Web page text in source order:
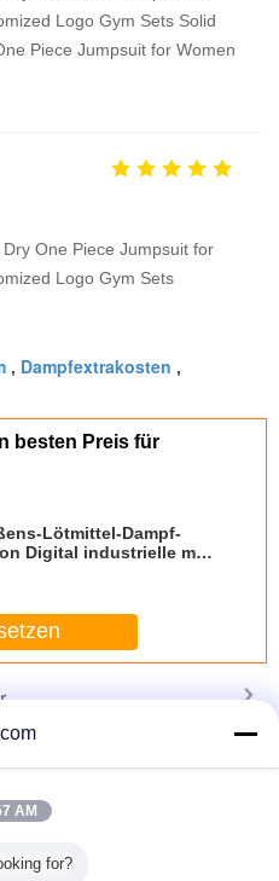
Logo Gym Sets Solid
Piece Jumpsuit for Women
One Piece Jumpsuit for
Logo Gym Sets
, Dampfextrakosten ,
besten Preis für
Lötmittel-Dampf-
Digital industrielle mit
mit 3
AM
for?